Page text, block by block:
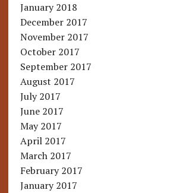
January 2018
December 2017
November 2017
October 2017
September 2017
August 2017
July 2017
June 2017
May 2017
April 2017
March 2017
February 2017
January 2017